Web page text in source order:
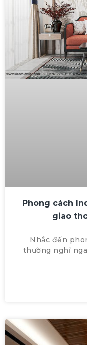
Phong cách
giao
Nhắc đến
thường nghĩ